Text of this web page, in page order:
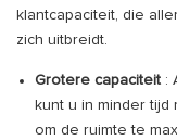
klantcapaciteit, die
zich uitbreidt.
Grotere capaciteit :
kunt u in minder
om de ruimte te